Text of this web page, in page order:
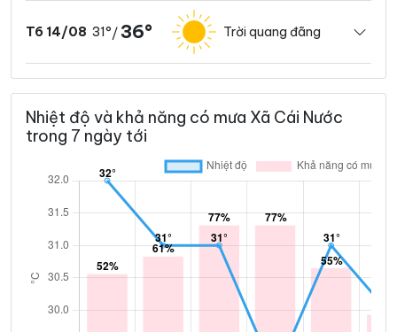
T6 14/08 31°/ 36° Trời quang đãng
Nhiệt độ và khả năng có mưa Xã Cái Nước
trong 7 ngày tới